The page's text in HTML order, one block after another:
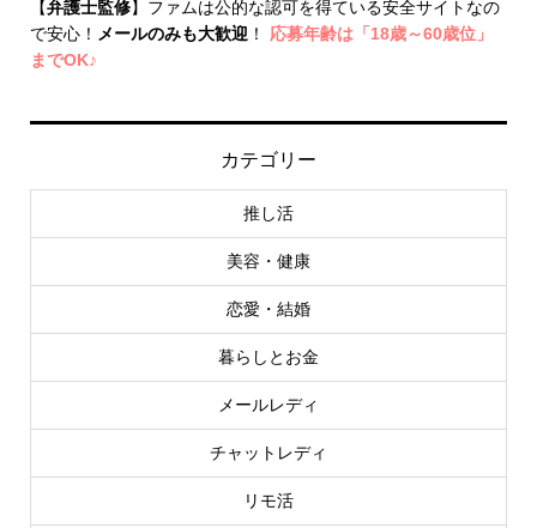
【弁護士監修】ファムは公的な認可を得ている安全サイトなの
で安心！ メールのみも大歓迎 ！ 応募年齢は「18歳～60歳位」
までOK♪
カテゴリー
推し活
美容・健康
恋愛・結婚
暮らしとお金
メールレディ
チャットレディ
リモ活